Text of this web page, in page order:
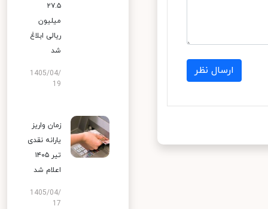
ارسال نظر
۲۷.۵
میلیون
ریالی ابلاغ
شد
1405/04/
19
زمان واریز
یارانه نقدی
تیر ۱۴۰۵
اعلام شد
1405/04/
17